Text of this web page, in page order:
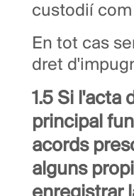
custodií
En tot cas
dret
1.5 Si l'acta
principal
acords
alguns